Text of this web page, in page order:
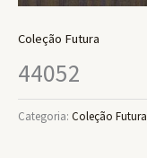
Coleção Futura
44052
Categoria: Coleção Futura